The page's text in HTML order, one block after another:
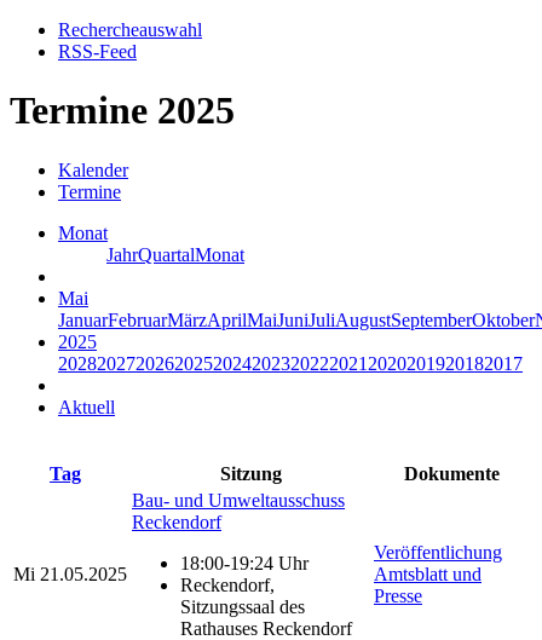
Rechercheauswahl
RSS-Feed
Termine 2025
Kalender
Termine
Monat
JahrQuartalMonat
Mai
JanuarFebruarMärzAprilMaiJuniJuliAugustSeptemberOktober
2025
20282027202620252024202320222021 2020201920182017
Aktuell
Tag Sitzung Dokumente
Mi 21.05.2025
Bau- und Umweltausschuss
Reckendorf
18:00-19:24 Uhr
Reckendorf,
Sitzungssaal des
Rathauses Reckendorf
Veröffentlichung
Amtsblatt und
Presse